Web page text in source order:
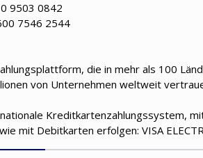
9503 0842
7546 2544
die in mehr als 100
von Unternehmen weltweit
Kreditkartenzahlungssystem,
mit Debitkarten erfolgen: VISA